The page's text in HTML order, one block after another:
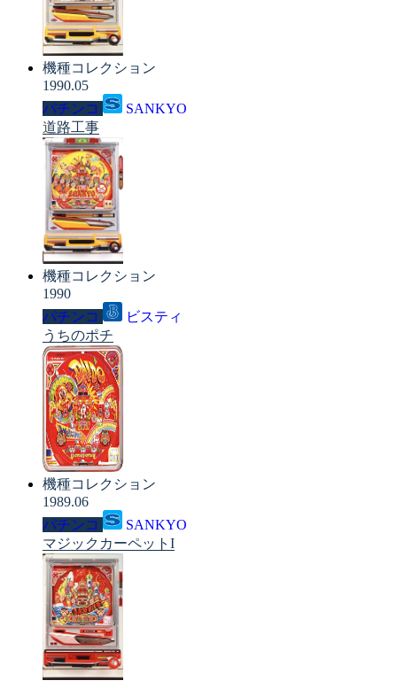
機種コレクション
1990.05
パチンコ
SANKYO
道路工事
機種コレクション
1990
パチンコ
ビスティ
うちのポチ
機種コレクション
1989.06
パチンコ
SANKYO
マジックカーペットI